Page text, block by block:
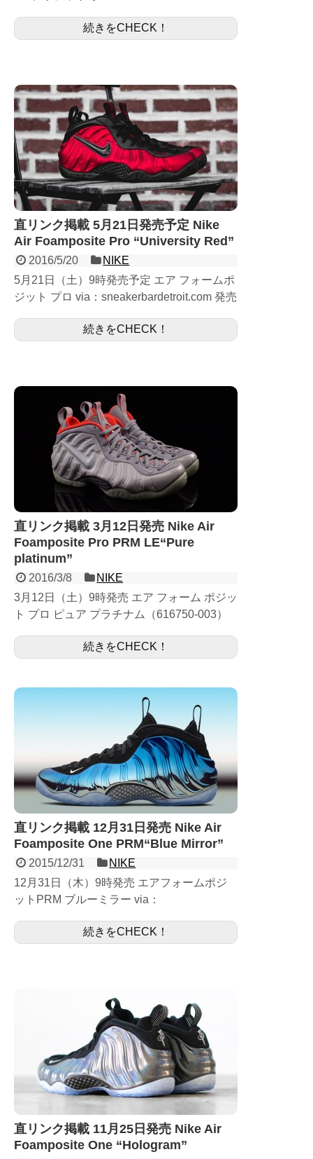
ダン等の人気商品が再販予定！サイズ、...
続きをCHECK！
直リンク掲載 5月21日発売予定 Nike
Air Foamposite Pro “University Red”
2016/5/20
NIKE
5月21日（土）9時発売予定 エア フォームポ
ジット プロ via：sneakerbardetroit.com 発売
のAir Foampos...続きをCHECK！
直リンク掲載 3月12日発売 Nike Air
Foamposite Pro PRM LE“Pure
platinum”
2016/3/8
NIKE
3月12日（土）9時発売 エア フォーム ポジッ
ト プロ ピュア プラチナム（616750-003）
Air Foamposi...続きをCHECK！
直リンク掲載 12月31日発売 Nike Air
Foamposite One PRM“Blue Mirror”
2015/12/31
NIKE
12月31日（木）9時発売 エアフォームポジ
ットPRM ブルーミラー via：
ている12月31日発売のAir Foamposite...
続きをCHECK！
直リンク掲載 11月25日発売 Nike Air
Foamposite One “Hologram”